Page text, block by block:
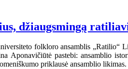
džiaugsmingą
folkloro ansamblis
Aponavičiūtė pastebi: ansamblio
priklausė ansamblio likimas.